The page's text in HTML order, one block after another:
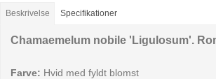
Beskrivelse Specifikationer
Chamaemelum nobile 'Ligulosum'.
Farve: Hvid med fyldt blomst